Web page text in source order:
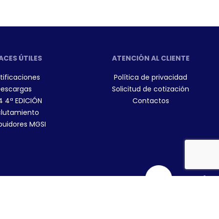
ÚTILES
4ª EDICIÓN
MGSI
ATENCIÓN AL CLIENTE
Política de privacidad
Solicitud de cotización
Contactos